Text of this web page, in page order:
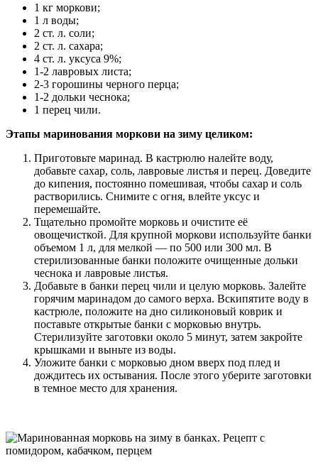
1 кг моркови;
1 л воды;
2 ст. л. соли;
2 ст. л. сахара;
4 ст. л. уксуса 9%;
1-2 лавровых листа;
2-3 горошины черного перца;
1-2 дольки чеснока;
1 перец чили.
Этапы маринования моркови на зиму целиком:
Приготовьте маринад. В кастрюлю налейте воду,
добавьте сахар, соль, лавровые листья и перец. Доведите
до кипения, постоянно помешивая, чтобы сахар и соль
растворились. Снимите с огня, влейте уксус и
перемешайте.
Тщательно промойте морковь и очистите её
овощечисткой. Для крупной моркови используйте банки
объемом 1 л, для мелкой — по 500 или 300 мл. В
стерилизованные банки положите очищенные дольки
чеснока и лавровые листья.
Добавьте в банки перец чили и целую морковь. Залейте
горячим маринадом до самого верха. Вскипятите воду в
кастрюле, положите на дно силиконовый коврик и
поставьте открытые банки с морковью внутрь.
Стерилизуйте заготовки около 5 минут, затем закройте
крышками и выньте из воды.
Уложите банки с морковью дном вверх под плед и
дождитесь их остывания. После этого уберите заготовки
в темное место для хранения.